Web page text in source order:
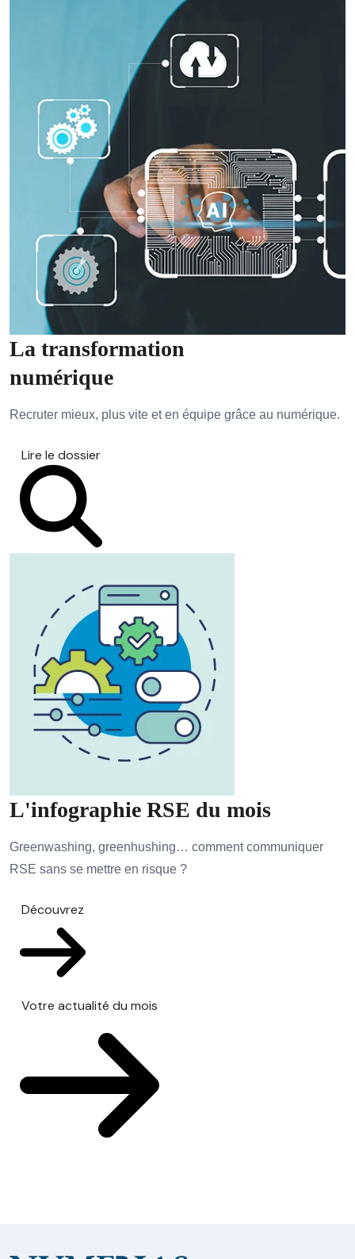
La transformation
numérique
Recruter mieux, plus vite et en équipe grâce au numérique.
Lire le dossier
L'infographie RSE du mois
Greenwashing, greenhushing… comment communiquer
RSE sans se mettre en risque ?
Découvrez
Votre actualité du mois